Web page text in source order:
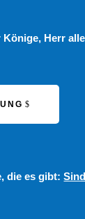
Herr
die es gibt: